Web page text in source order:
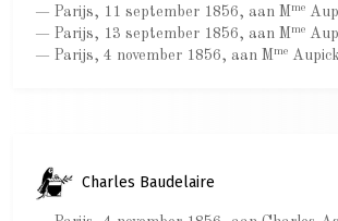
— Parijs, 11 september 1856, aan Mme
— Parijs, 13 september 1856, aan Mme
— Parijs, 4 november 1856, aan Mme
Charles Baudelaire